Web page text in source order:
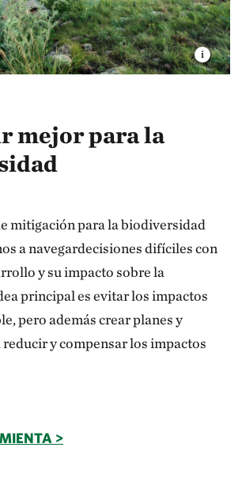
mejor para la
mitigación para la biodiversidad
a navegardecisiones difíciles con
y su impacto sobre la
principal es evitar los impactos
pero además crear planes y
y compensar los impactos
>